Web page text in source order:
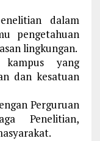
dalam
pengetahuan
lingkungan.
kampus yang
dan kesatuan
Perguruan
Penelitian,